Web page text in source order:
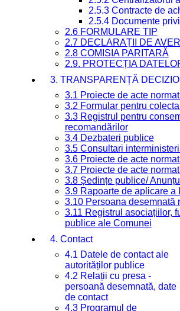
2.5.3 Contracte de
2.5.4 Documente
2.6 FORMULARE TIP
2.7 DECLARAȚII DE
2.8 COMISIA PARITARĂ
2.9. PROTECȚIA
3. TRANSPARENȚĂ
3.1 Proiecte de acte
3.2 Formular pentru
3.3 Registrul pentru
recomandărilor
3.4 Dezbateri publice
3.5 Consultari
3.6 Proiecte de acte
3.7 Proiecte de acte
3.8 Ședințe publice/
3.9 Rapoarte de aplicare a
3.10 Persoana desemnată
3.11 Registrul asociațiilor,
publice ale Comunei
4. Contact
4.1 Datele de contact ale
autorităților publice
4.2 Relații cu presa -
persoană desemnată, date
de contact
4.3 Programul de